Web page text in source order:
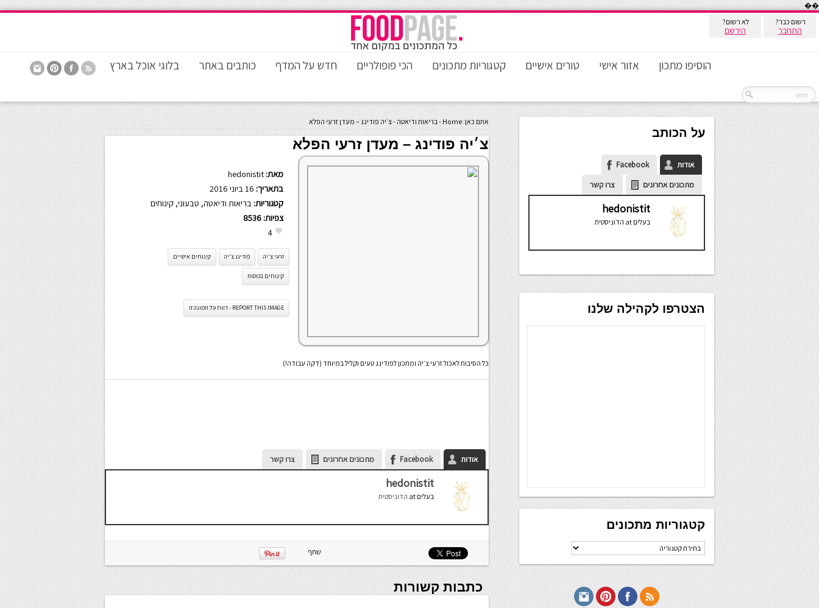
��
רשום כבר?
התחבר
לא רשום?
הירשם
הוסיפו מתכון אזור אישי טורים אישיים קטגוריות מתכונים הכי פופולריים חדש על המדף כותבים באתר בלוגי אוכל בארץ
אתם כאן: Home
-בריאות ודיאטה -צ׳יה פודינג – מעדן זרעי הפלא
צ׳יה פודינג – מעדן זרעי הפלא
מאת: hedonistit
בתאריך:
קטגוריות: בריאות ודיאטה, טבעוני, קינוחים
צפיות: 8536
4
זרעי צ'יה פודינג צ'יה קינוחים אישיים
קינוחים בכוסות
REPORT THIS IMAGE - דווח על תמונה זו
כל הסיבות לאכול זרעי צ׳יה ומתכון לפודינג טעים וקליל במיוחד (דקה עבודה!)
אודות Facebook מתכונים אחרונים צרו קשר
hedonistit
בעלים הדוניסטית
שתף
כתבות קשורות
על הכותב
אודות
Facebook
מתכונים אחרונים
צרו קשר
hedonistit
בעלים הדוניסטית
הצטרפו לקהילה שלנו
קטגוריות מתכונים
קטגוריות
מתכונים